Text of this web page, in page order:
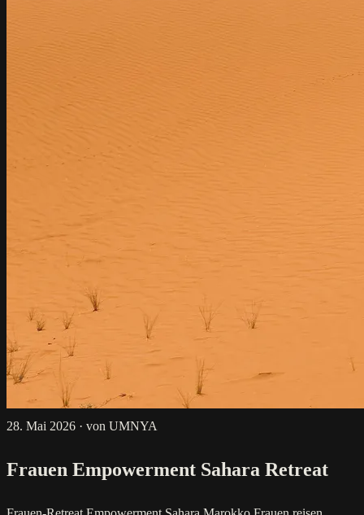
28. Mai 2026 · von UMNYA
Frauen Empowerment Sahara Retreat